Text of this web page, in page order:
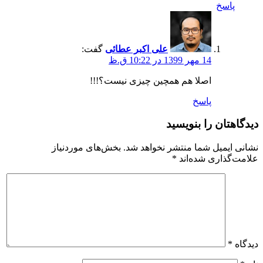
پاسخ
علی اکبر عطائی گفت:
14 مهر 1399 در 10:22 ق.ظ
اصلا هم همچین چیزی نیست؟!!!
پاسخ
دیدگاهتان را بنویسید
نشانی ایمیل شما منتشر نخواهد شد. بخش‌های موردنیاز
علامت‌گذاری شده‌اند *
دیدگاه *